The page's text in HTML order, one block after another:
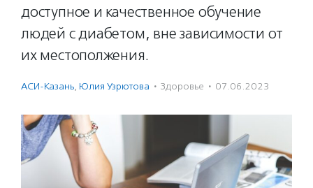
доступное и качественное обучение
людей с диабетом, вне зависимости от
их местополжения.
АСИ-Казань, Юлия Узрютова · Здоровье · 07.06.2023